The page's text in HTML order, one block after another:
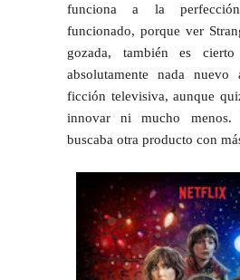
funciona a la
funcionado, porque ver
gozada, también es
absolutamente nada
ficción televisiva, aunque
innovar ni mucho
buscaba otra producto con